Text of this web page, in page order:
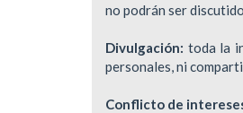
no podrán ser
Divulgación: toda la
personales, ni
Conflicto de